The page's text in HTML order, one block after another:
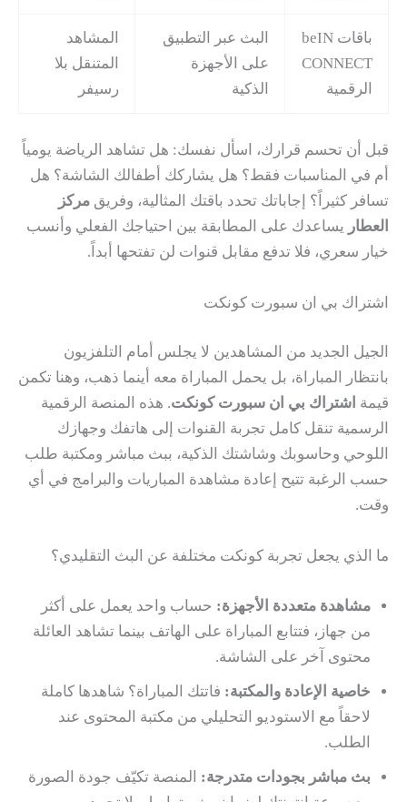
باقات beIN
CONNECT
الرقمية
البث عبر التطبيق
على الأجهزة
الذكية
المشاهد
المتنقل بلا
رسيفر
قبل أن تحسم قرارك، اسأل نفسك: هل تشاهد الرياضة يومياً
أم في المناسبات فقط؟ هل يشاركك أطفالك الشاشة؟ هل
تسافر كثيراً؟ إجاباتك تحدد باقتك المثالية، وفريق مركز
العطار يساعدك على المطابقة بين احتياجك الفعلي وأنسب
خيار سعري، فلا تدفع مقابل قنوات لن تفتحها أبداً.
اشتراك بي ان سبورت كونكت
الجيل الجديد من المشاهدين لا يجلس أمام التلفزيون
بانتظار المباراة، بل يحمل المباراة معه أينما ذهب، وهنا تكمن
قيمة اشتراك بي ان سبورت كونكت. هذه المنصة الرقمية
الرسمية تنقل كامل تجربة القنوات إلى هاتفك وجهازك
اللوحي وحاسوبك وشاشتك الذكية، ببث مباشر ومكتبة طلب
حسب الرغبة تتيح إعادة مشاهدة المباريات والبرامج في أي
وقت.
ما الذي يجعل تجربة كونكت مختلفة عن البث التقليدي؟
مشاهدة متعددة الأجهزة: حساب واحد يعمل على أكثر
من جهاز، فتتابع المباراة على الهاتف بينما تشاهد العائلة
محتوى آخر على الشاشة.
خاصية الإعادة والمكتبة: فاتتك المباراة؟ شاهدها كاملة
لاحقاً مع الاستوديو التحليلي من مكتبة المحتوى عند
الطلب.
بث مباشر بجودات متدرجة: المنصة تكيّف جودة الصورة